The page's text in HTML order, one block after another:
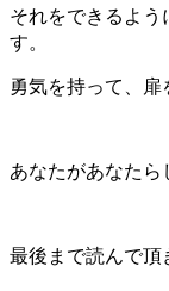
それをできるよう
す。
勇気を持って、扉
あなたがあなたら
最後まで読んで頂